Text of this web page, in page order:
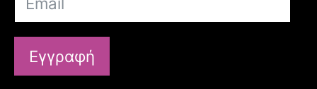
Εγγραφή